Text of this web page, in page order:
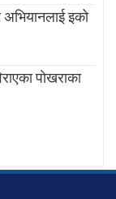
अभियानलाई इको
पाेखराका